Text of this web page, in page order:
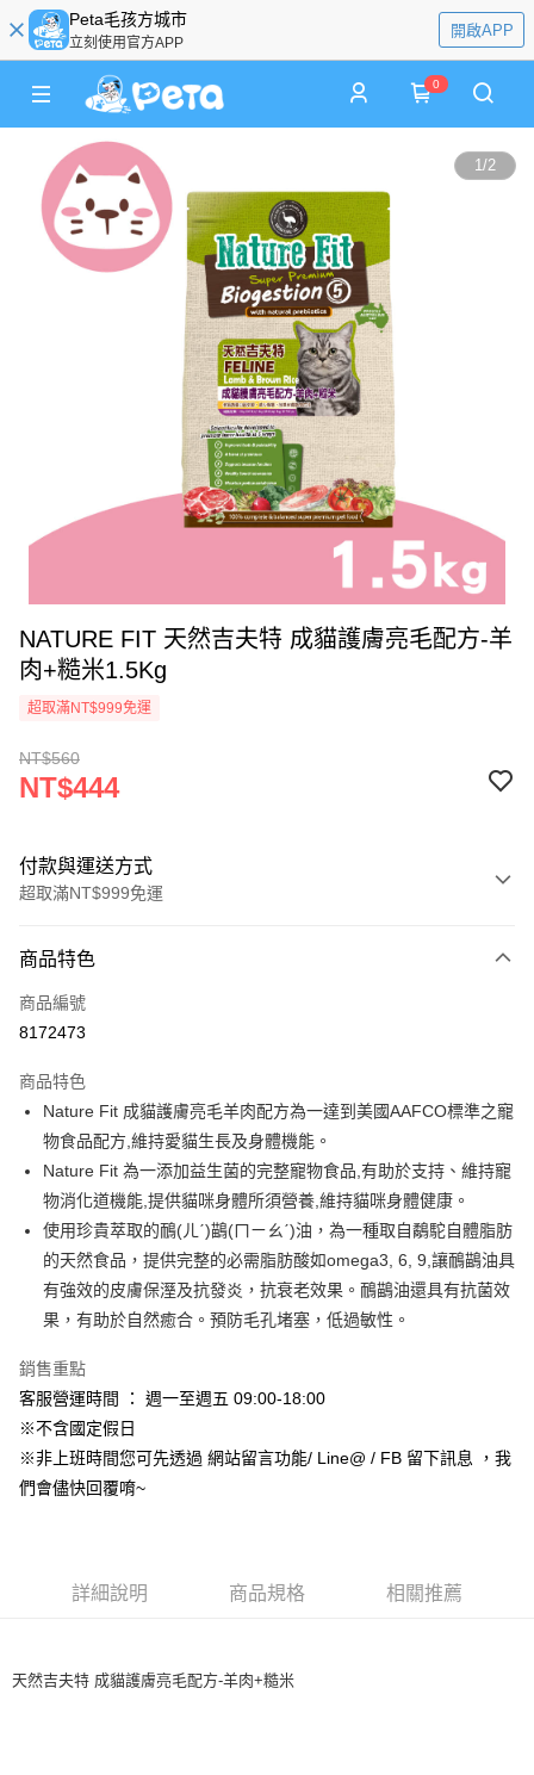
Peta毛孩方城市
立刻使用官方APP
開啟APP
0
1/2
NATURE FIT 天然吉夫特 成貓護膚亮毛配方-羊
肉+糙米1.5Kg
超取滿NT$999免運
NT$560
NT$444
付款與運送方式
超取滿NT$999免運
信用卡一次付款
信用卡分期付款
合作金庫商業銀行
華南商業銀行
彰化商業銀行
上海商業儲蓄銀行
台北富邦商業銀行
國泰世華商業銀行
兆豐國際商業銀行
臺灣中小企業銀行
台中商業銀行
匯豐（台灣）商業銀行
華泰商業銀行
聯邦商業銀行
遠東國際商業銀行
元大商業銀行
永豐商業銀行
玉山商業銀行
星展（台灣）商業銀行
台新國際商業銀行
中國信託商業銀行
LINE Pay
Apple Pay
街口支付
Google Pay
AFTEE先享後付
相關說明
【關於「AFTEE先享後付」】
便利好安心！
１．簡單：不需註冊會員、不需綁卡、不需儲值。
１．於結帳方式選擇「AFTEE先享後付」後，將跳轉至「AFTEE先享後付」
ATM／網路銀行／等多元方式進行付款，方視為交易完成。
ATM付款
運送方式
萊爾富取貨付款_限重10KG
商品特色
商品編號
8172473
商品特色
Nature Fit 成貓護膚亮毛羊肉配方為一達到美國AAFCO標準之寵
物食品配方,維持愛貓生長及身體機能。
Nature Fit 為一添加益生菌的完整寵物食品,有助於支持、維持寵
物消化道機能,提供貓咪身體所須營養,維持貓咪身體健康。
使用珍貴萃取的鴯(ㄦˊ)鶓(ㄇㄧㄠˊ)油，為一種取自鷸駝自體脂肪
的天然食品，提供完整的必需脂肪酸如omega3, 6, 9,讓鴯鶓油具
有強效的皮膚保溼及抗發炎，抗衰老效果。鴯鶓油還具有抗菌效
果，有助於自然癒合。預防毛孔堵塞，低過敏性。
銷售重點
客服營運時間 ： 週一至週五 09:00-18:00
※不含國定假日
※非上班時間您可先透過 網站留言功能/ Line@ / FB 留下訊息 ，我
們會儘快回覆唷~
詳細說明 商品規格 相關推薦
天然吉夫特 成貓護膚亮毛配方-羊肉+糙米